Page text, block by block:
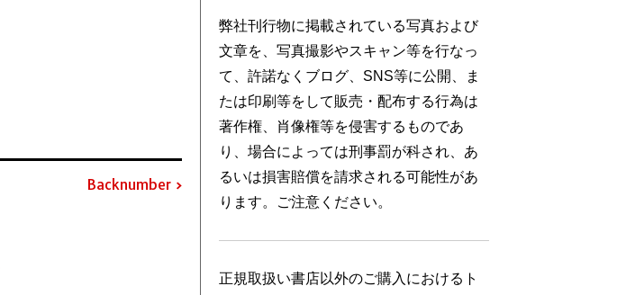
Backnumber
弊社刊行物に掲載されている写真および
文章を、写真撮影やスキャン等を行なっ
て、許諾なくブログ、SNS等に公開、ま
たは印刷等をして販売・配布する行為は
著作権、肖像権等を侵害するものであ
り、場合によっては刑事罰が科され、あ
るいは損害賠償を請求される可能性があ
ります。ご注意ください。
正規取扱い書店以外のご購入におけるト